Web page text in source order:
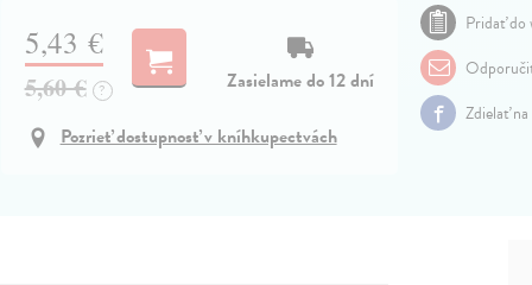
5,43 €
5,60 € ?
Zasielame do 12 dní
Pozrieť dostupnosť v kníhkupectvách
Pridať do
Zdielať